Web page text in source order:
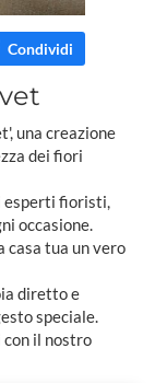
Condividi
una creazione
dei fiori
esperti fioristi,
occasione.
casa tua un vero
diretto e
speciale.
con il nostro